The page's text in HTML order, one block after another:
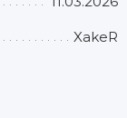
XakeR